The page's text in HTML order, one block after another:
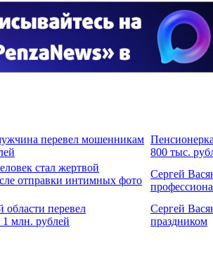
перевел мошенникам
800 тыс.
стал жертвой
отправки интимных фото
Сергей
области перевел
млн. рублей
Сергей
праздником